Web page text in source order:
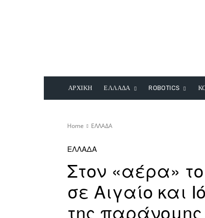
ΑΡΧΙΚΗ ΕΛΛΑΔΑ ROBOTICS
Home ΕΛΛΑΔΑ
ΕΛΛΑΔΑ
Στον «αέρα» το
σε Αιγαίο και
της